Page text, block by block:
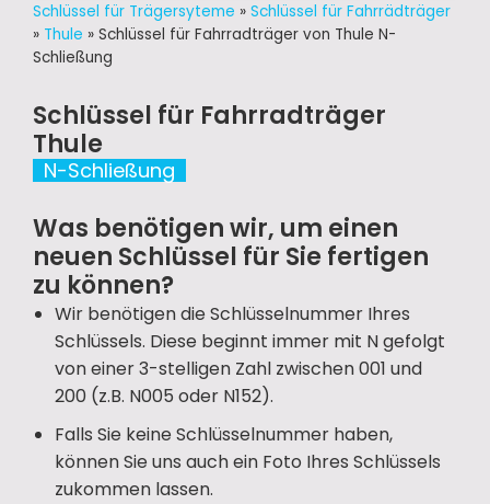
Schlüssel für Trägersyteme » Schlüssel für Fahrrädträger
» Thule » Schlüssel für Fahrradträger von Thule N-
Schließung
Schlüssel für Fahrradträger
Thule
N-Schließung
Was benötigen wir, um einen
neuen Schlüssel für Sie fertigen
zu können?
Wir benötigen die Schlüsselnummer Ihres
Schlüssels. Diese beginnt immer mit N gefolgt
von einer 3-stelligen Zahl zwischen 001 und
200 (z.B. N005 oder N152).
Falls Sie keine Schlüsselnummer haben,
können Sie uns auch ein Foto Ihres Schlüssels
zukommen lassen.